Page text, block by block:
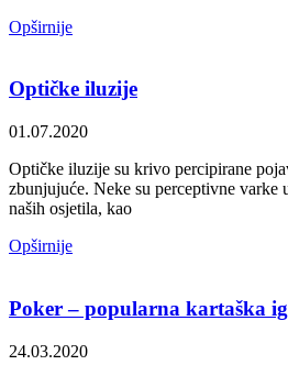
Opširnije
Optičke iluzije
01.07.2020
Optičke iluzije su krivo percipirane
zbunjujuće. Neke su perceptivne varke
naših osjetila, kao
Opširnije
Poker – popularna kartaška
24.03.2020